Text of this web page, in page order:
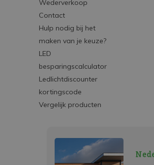
Wederverkoop
Contact
Hulp nodig bij het
maken van je keuze?
LED
besparingscalculator
Ledlichtdiscounter
kortingscode
Vergelijk producten